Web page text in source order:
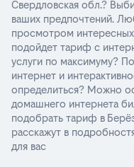
Свердловская обл.?
ваших предпочтений.
просмотром
подойдет тариф с
услуги по максимуму?
интернет и
определиться? Можно
домашнего интернета
подобрать тариф в
расскажут в
для вас